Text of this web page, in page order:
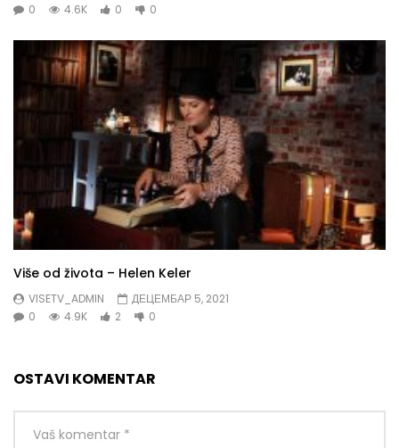
0
4.6K 0 0
Više od života – Helen Keler
VISETV_ADMIN
ДЕЦЕМБАР 5, 2021
0
4.9K 2 0
OSTAVI KOMENTAR